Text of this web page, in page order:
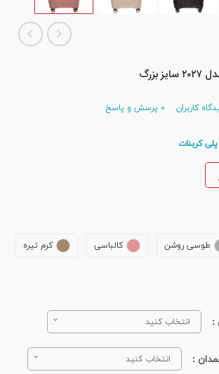
کاربران پرسش و پاسخ
کربنات
طوسی روشن کالباسی کرم تیره
انتخاب کنید
: انتخاب کنید